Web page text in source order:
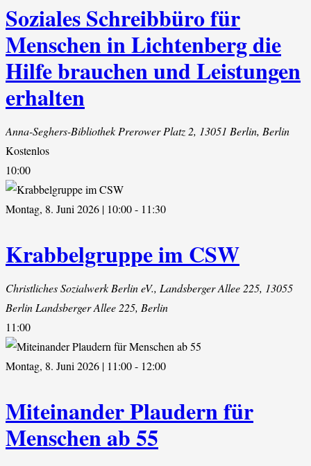
Soziales Schreibbüro für
Menschen in Lichtenberg die
Hilfe brauchen und Leistungen
erhalten
Anna-Seghers-Bibliothek Prerower Platz 2, 13051 Berlin, Berlin
Kostenlos
10:00
Montag, 8. Juni 2026 | 10:00- 11:30
Krabbelgruppe im CSW
Christliches Sozialwerk Berlin eV., Landsberger Allee 225, 13055
Berlin Landsberger Allee 225, Berlin
11:00
Montag, 8. Juni 2026 | 11:00- 12:00
Miteinander Plaudern für
Menschen ab 55